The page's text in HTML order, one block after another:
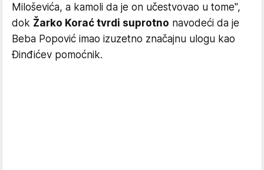
Miloševića, a kamoli da je on učestvovao u tome",
dok Žarko Korać tvrdi suprotno navodeći da je
Beba Popović imao izuzetno značajnu ulogu kao
Đinđićev pomoćnik.